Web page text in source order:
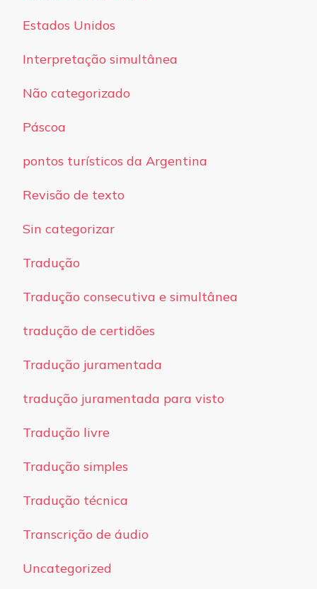
Estados Unidos
Interpretação simultânea
Não categorizado
Páscoa
pontos turísticos da Argentina
Revisão de texto
Sin categorizar
Tradução
Tradução consecutiva e simultânea
tradução de certidões
Tradução juramentada
tradução juramentada para visto
Tradução livre
Tradução simples
Tradução técnica
Transcrição de áudio
Uncategorized